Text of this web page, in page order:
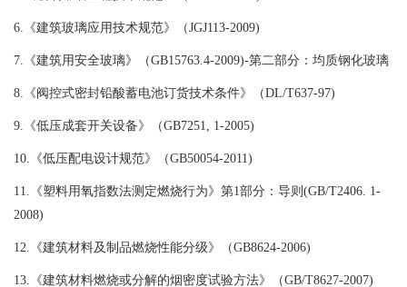
6.《建筑玻璃应用技术规范》（JGJ113-2009)
7.《建筑用安全玻璃》（GB15763.4-2009)-第二部分：均质钢化玻璃
8.《阀控式密封铅酸蓄电池订货技术条件》（DL/T637-97)
9.《低压成套开关设备》（GB7251, 1-2005)
10.《低压配电设计规范》（GB50054-2011)
11.《塑料用氧指数法测定燃烧行为》第1部分：导则(GB/T2406. 1-
2008)
12.《建筑材料及制品燃烧性能分级》（GB8624-2006)
13.《建筑材料燃烧或分解的烟密度试验方法》（GB/T8627-2007)